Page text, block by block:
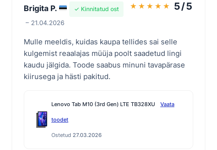
Brigita P. ✓ Kinnitatud ost
– 21.04.2026
★ ★ ★ ★ ★ 5/5
Mulle meeldis, kuidas kaupa tellides sai selle
kulgemist reaalajas müüja poolt saadetud lingi
kaudu jälgida. Toode saabus minuni tavapärase
kiirusega ja hästi pakitud.
Lenovo Tab M10 (3rd Gen) LTE TB328XU Vaata
toodet
Ostetud 27.03.2026